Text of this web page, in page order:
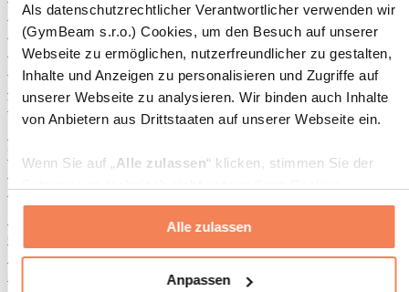
Als datenschutzrechtlicher Verantwortlicher verwenden wir
(GymBeam s.r.o.) Cookies, um den Besuch auf unserer
Webseite zu ermöglichen, nutzerfreundlicher zu gestalten,
Inhalte und Anzeigen zu personalisieren und Zugriffe auf
unserer Webseite zu analysieren. Wir binden auch Inhalte
von Anbietern aus Drittstaaten auf unserer Webseite ein.
Wenn Sie auf „Alle zulassen“ klicken, stimmen Sie der
(insbesondere zu Analyse- und Marketingzwecken) zu.
Ablehnen“ klicken, werden nur
„notwendige“ Cookies gesetzt, welche für den Betrieb der
Webseite erforderlich sind. Sie können auch eine
Alle zulassen
Anpassen
Fertiggerichte
Eier-Produkte
Brot & Gebäck
Fleisch
Weitere Fitness-Foods
100 % Nussbutter
Süße Nussbutter
Protein-Nussbutter
Grüne Superfoods
Ballaststoffe